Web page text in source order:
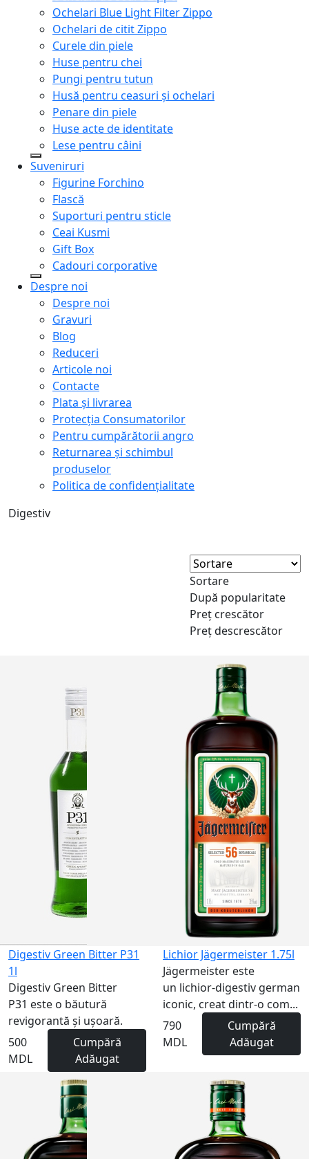
Ochelari Blue Light Filter Zippo
Ochelari de citit Zippo
Curele din piele
Huse pentru chei
Pungi pentru tutun
Husă pentru ceasuri și ochelari
Penare din piele
Huse acte de identitate
Lese pentru câini
Suveniruri
Figurine Forchino
Flască
Suporturi pentru sticle
Ceai Kusmi
Gift Box
Cadouri corporative
Despre noi
Despre noi
Gravuri
Blog
Reduceri
Articole noi
Contacte
Plata și livrarea
Protecţia Consumatorilor
Pentru cumpărătorii angro
Returnarea și schimbul
produselor
Politica de confidențialitate
Digestiv
Sortare
După popularitate
Preț crescător
Preț descrescător
Digestiv Green Bitter P31
1l
Digestiv Green Bitter
P31 este o băutură
revigorantă și ușoară.
500
MDL
Cumpără
Adăugat
Lichior Jägermeister 1.75l
Jägermeister este
un lichior-digestiv german
iconic, creat dintr-o com...
790
MDL
Cumpără
Adăugat